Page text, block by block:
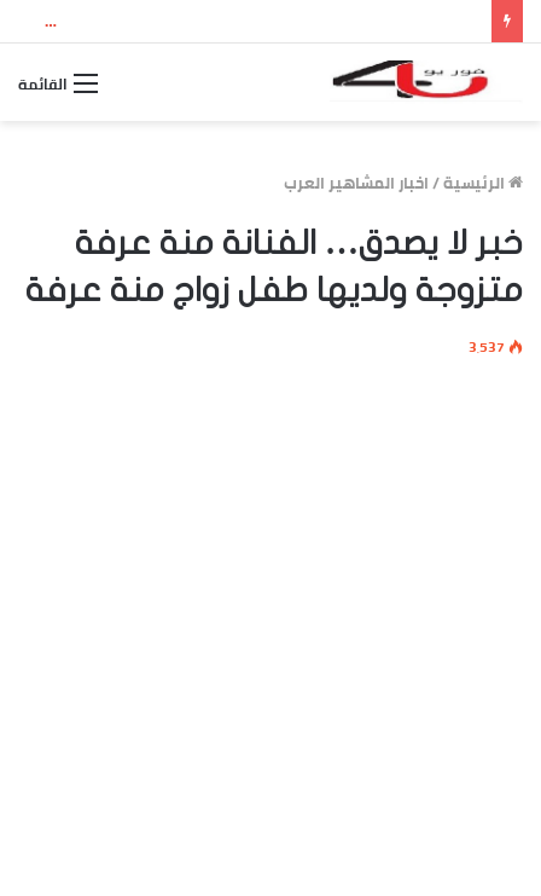
نتيجة الثانوية العامة 2026 بالاسم ورقم الجلوس.. استعلم الآن عن درجاتك والمجموع الكلي
القائمة
الرئيسية/اخبار المشاهير العرب
خبر لا يصدق… الفنانة منة عرفة
متزوجة ولديها طفل زواج منة عرفة
3٬537